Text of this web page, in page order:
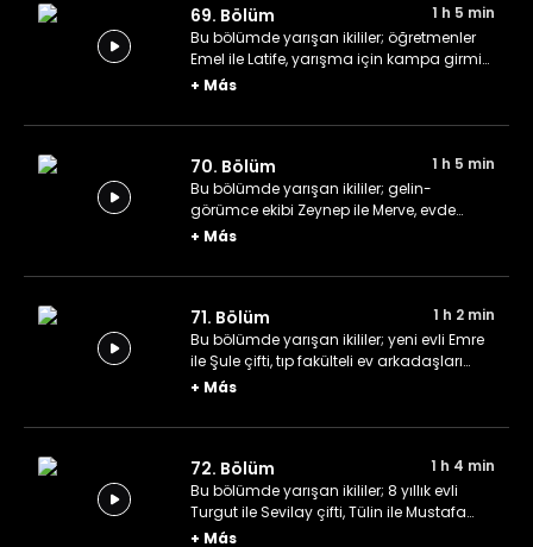
69. Bölüm
1 h 5 min
Bu bölümde yarışan ikililer; öğretmenler
Emel ile Latife, yarışma için kampa girmiş
Ecem ile Berke ve "veterinerde tanışmış"
+ Más
70. Bölüm
1 h 5 min
Bu bölümde yarışan ikililer; gelin-
görümce ekibi Zeynep ile Merve, evde
çalışıp gelen Nalan ile Ercan çifti ve son
Hüseyin.
+ Más
71. Bölüm
1 h 2 min
Bu bölümde yarışan ikililer; yeni evli Emre
ile Şule çifti, tıp fakülteli ev arkadaşları
Rüya ile Pelin ve İstanbul'da üniversite
+ Más
72. Bölüm
1 h 4 min
Bu bölümde yarışan ikililer; 8 yıllık evli
Turgut ile Sevilay çifti, Tülin ile Mustafa
ikilisi ve son olarak Tuğçe ile kardeşi
+ Más